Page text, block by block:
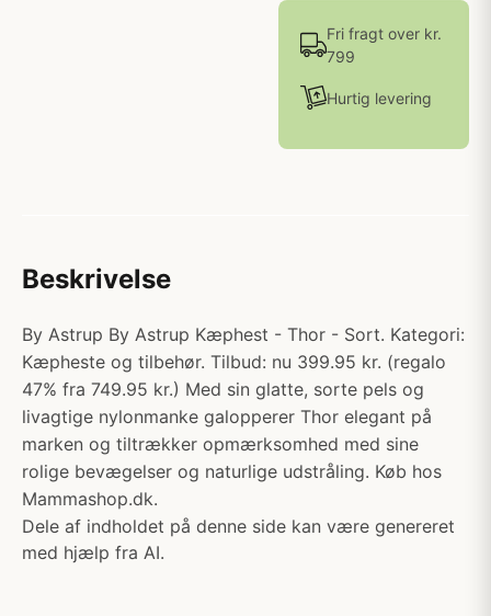
Fri fragt over kr.
799
Hurtig levering
Beskrivelse
By Astrup By Astrup Kæphest - Thor - Sort. Kategori:
Kæpheste og tilbehør. Tilbud: nu 399.95 kr. (regalo
47% fra 749.95 kr.) Med sin glatte, sorte pels og
livagtige nylonmanke galopperer Thor elegant på
marken og tiltrækker opmærksomhed med sine
rolige bevægelser og naturlige udstråling. Køb hos
Mammashop.dk.
Dele af indholdet på denne side kan være genereret
med hjælp fra AI.